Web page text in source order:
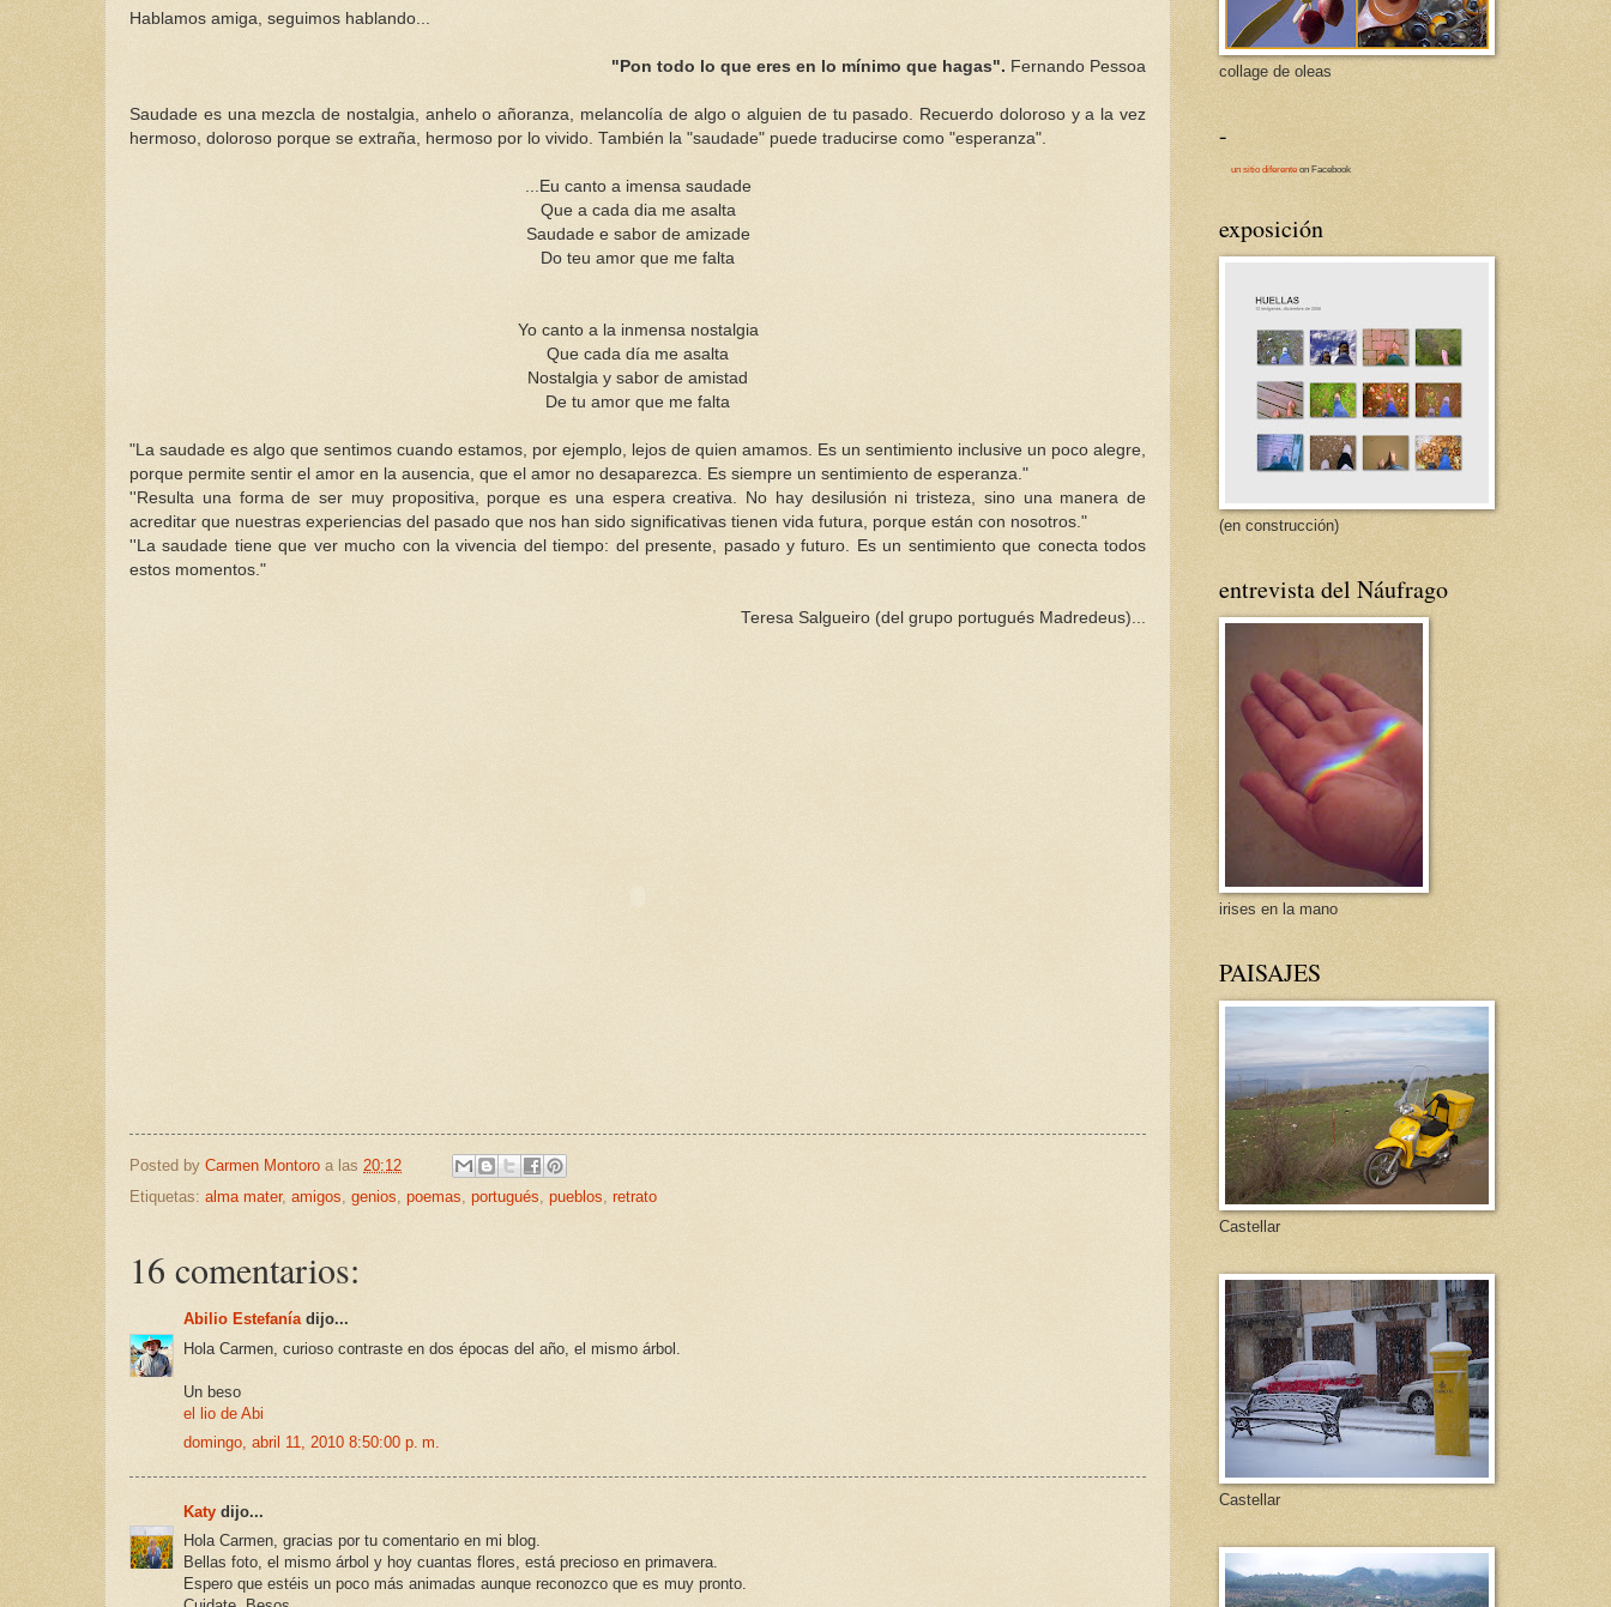
Hablamos amiga, seguimos hablando...
" Pon todo lo que eres en lo mínimo que hagas". Fernando Pessoa
Saudade es una mezcla de nostalgia, anhelo o añoranza, melancolía de algo o alguien de tu pasado. Recuerdo doloroso y a la vez
hermoso, doloroso porque se extraña, hermoso por lo vivido. También la "saudade" puede traducirse como "esperanza".
Eu canto a imensa saudade
Que a cada dia me asalta
Saudadee sabor de amizade
Do teu amor que me falta
Yo canto a la inmensa nostalgia
Que cada día me asalta
Nostalgia y sabor de amistad
De tu amor que me falta
"La saudade es algo que sentimos cuando estamos, por ejemplo, lejos de quien amamos. Es un sentimiento inclusive un poco alegre,
porque permite sentir el amor en la ausencia, que el amor no desaparezca. Es siempre un sentimiento de esperanza."
''Resulta una forma de ser muy propositiva , porque es una espera creativa. No hay desilusión ni tristeza, sino una manera de
acreditar que nuestras experiencias del pasado que nos han sido significativas tienen vida futura, porque están con nosotros."
''Lasaudade tiene que ver mucho con la vivencia del tiempo: del presente, pasado y futuro. Es un sentimiento que conecta todos
estos momentos."
Teresa Salgueiro (del grupo portugués Madredeus)...
Posted by Carmen Montoro a las 20:12
Etiquetas: alma mater, amigos, genios, poemas, portugués, pueblos, retrato
16 comentarios:
Abilio Estefaníadijo...
Hola Carmen, curioso contraste en dos épocas del año, el mismo árbol.
Un beso
el lio de Abi
domingo, abril 11, 2010 8:50:00 p. m.
Katy dijo...
Hola Carmen, gracias por tu comentario en mi blog.
Bellas foto, el mismo árbol y hoy cuantas flores, está precioso en primavera.
Espero que estéis un poco más animadas aunque reconozco que es muy pronto.
collage de oleas
-
un sitio diferente on Facebook
exposición
(en construcción)
entrevista del Náufrago
irises en la mano
PAISAJES
Castellar
Castellar